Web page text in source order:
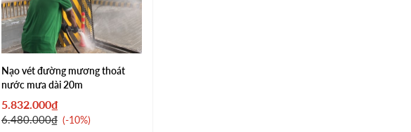
Nạo vét đường mương thoát
nước mưa dài 20m
5.832.000₫
6.480.000₫ -10%